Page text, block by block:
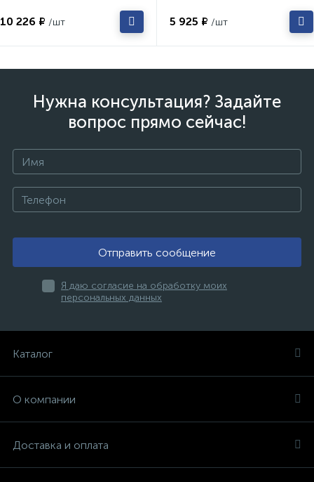
10 226 ₽ /шт 5 925 ₽ /шт
Нужна консультация? Задайте
вопрос прямо сейчас!
Отправить сообщение
Я даю согласие на обработку моих
персональных данных
Каталог
О компании
Доставка и оплата